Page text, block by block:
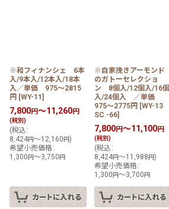
※和フィナンシェ 6本
入/9本入/12本入/18本
入／単価 975〜2815
円 [WY-11 ]
7,800円～11,260円
(税別)
(税込 :
8,424円～12,160 円)
希望小売価格 :
1,300 円～3,750 円
※自家挽きアーモンド
のガトーセレクショ
ン 8個入/12個入/16個
入/24個入 ／単価
975〜2775円 [WY-13
SC -66]
7,800円～11,100円
(税別)
(税込 :
8,424円～11,988 円)
希望小売価格 :
1,300 円～3,700 円